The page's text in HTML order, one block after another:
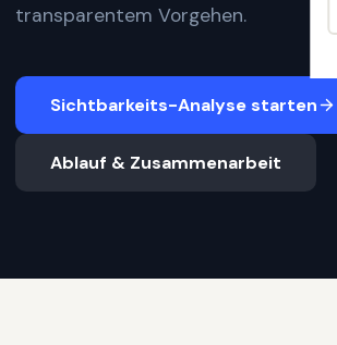
transparentem Vorgehen.
Sichtbarkeits-Analyse starten
Ablauf & Zusammenarbeit